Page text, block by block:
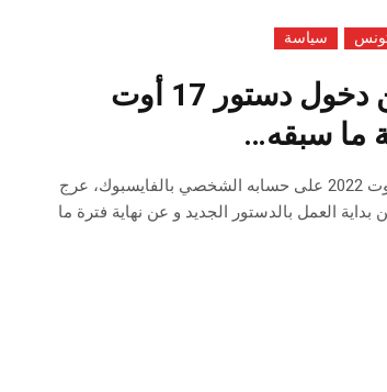
سياسة
أمين محفوظ يكتب عن دخول دستور 17 أوت
في تدوينة نشرها مساء اليوم الإثنين 22 أوت 2022 على حسابه الشخصي بالفايسبوك، عرج
العمل بالدستور الجديد و عن نهاية فترة ما